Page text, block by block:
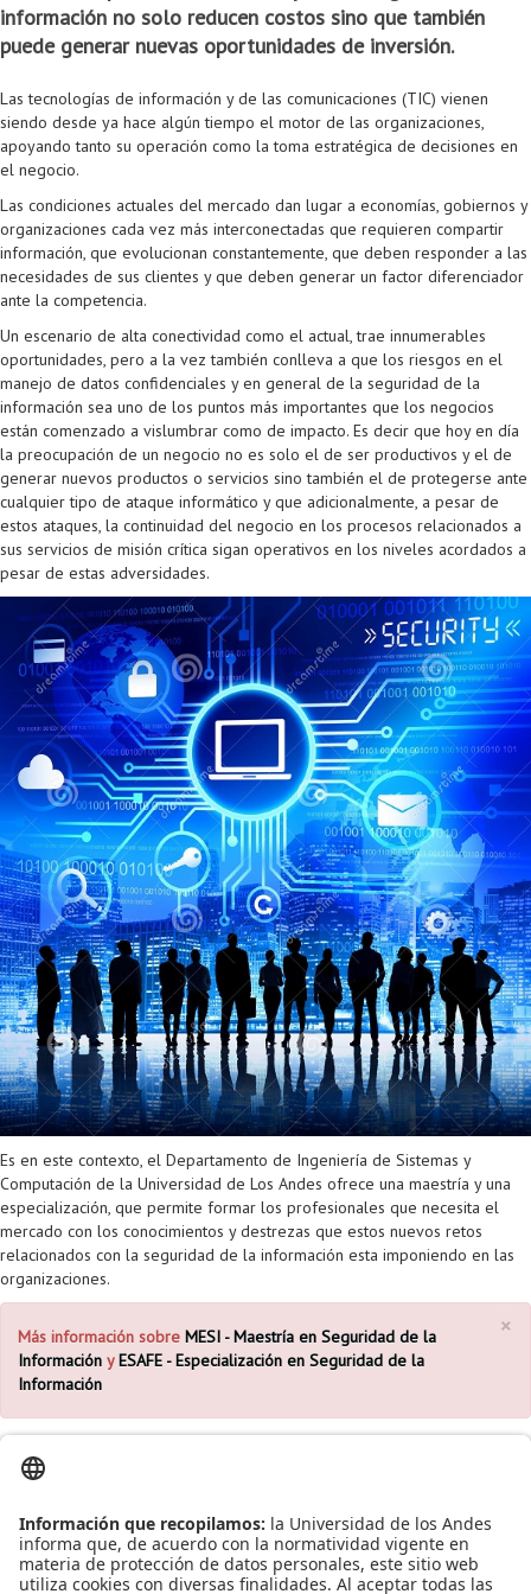
información no solo reducen costos sino que también
puede generar nuevas oportunidades de inversión.
Las tecnologías de información y de las comunicaciones (TIC) vienen
siendo desde ya hace algún tiempo el motor de las organizaciones,
apoyando tanto su operación como la toma estratégica de decisiones en
el negocio.
Las condiciones actuales del mercado dan lugar a economías, gobiernos y
organizaciones cada vez más interconectadas que requieren compartir
información, que evolucionan constantemente, que deben responder a las
necesidades de sus clientes y que deben generar un factor diferenciador
ante la competencia.
Un escenario de alta conectividad como el actual, trae innumerables
oportunidades, pero a la vez también conlleva a que los riesgos en el
manejo de datos confidenciales y en general de la seguridad de la
información sea uno de los puntos más importantes que los negocios
están comenzado a vislumbrar como de impacto. Es decir que hoy en día
la preocupación de un negocio no es solo el de ser productivos y el de
generar nuevos productos o servicios sino también el de protegerse ante
cualquier tipo de ataque informático y que adicionalmente, a pesar de
estos ataques, la continuidad del negocio en los procesos relacionados a
sus servicios de misión crítica sigan operativos en los niveles acordados a
pesar de estas adversidades.
Es en este contexto, el Departamento de Ingeniería de Sistemas y
Computación de la Universidad de Los Andes ofrece una maestría y una
especialización, que permite formar los profesionales que necesita el
mercado con los conocimientos y destrezas que estos nuevos retos
relacionados con la seguridad de la información esta imponiendo en las
organizaciones.
×
Más información sobre MESI - Maestría en Seguridad de la
Información yESAFE - Especialización en Seguridad de la
Información
Leído Tiempo
Convocatoria ISIS
Oportunidades
TI en las Organizaciones
Computación Visual
Matemática computacional
Profesores
Acreditaciones
Internacionalización
Electivas reguladas
Electivas profesionales
Electivas profesionales en otros departamentos
Oferta de cursos periodo intersemestral
Procesos administrativos
Consejería
Doble programa
Doble titulación
Examen Saber Pro
Intercambios académicos
Práctica académica
Ofertas
Práctica social
Proyecto de grado
Reingreso
Reintegro
Retiro voluntario
Transferencia
Tarifas
Grado
Movilidad Estudiantil (Intercambio)
Reintegro
Retiro Voluntario
Aplazamiento
Trasnferencia Interna
Intercambio Is-Link
Grado
Reglamento General de Estudiantes de Maestría RGEMa
Oferta de cursos
Convocatorias
Maestría en Gerencia de Tecnologías de Información (MAIT)
(MATI)
Maestría en Biología Computacional (MBC)
Maestría en Tecnologías de Información para el Negocio
(MBIT)
Maestría en Seguridad de la Información (MESI)
Maestría en Ingeniería de Información (MINE)
Maestría en Ingeniería de Sistemas y Computación (MISIS)
Maestría en Ingeniería de Software (MISO)
Escuela Internacional de Verano
Instructores
Profesores Adjuntos
Coordinadores generales
Coordinadores de programa
Gestores
Personal de apoyo
Personal de laboratorios
Ofertas Laborales
TICSw
Colaboratorio de Interacción, Visualización, Robótica y Sistemas
Laboratorio de Arquitecturas Empresariales
Laboratorio de Conectividad y Redes
Laboratorio de Computación Móvil
Laboratorio de Informática Forense
Laboratorio de Ingeniería de Información - Códice
Laboratorios de Propósito General
Laboratorios de Seguridad de la Información
Sala de Video Juegos
Protocolo de bioseguridad